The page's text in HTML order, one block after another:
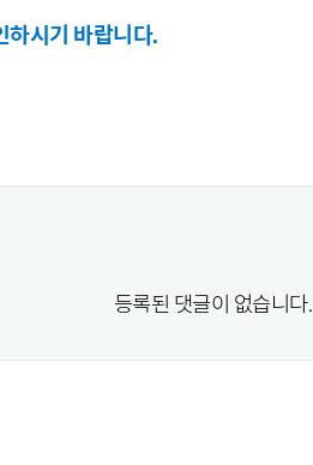
하시기 바랍니다.
등록된 댓글이 없습니다.